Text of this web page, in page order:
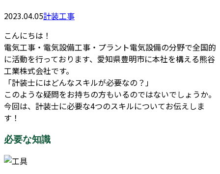
2023.04.05計装工事
こんにちは！
電気工事・電気設備工事・プラント電気設備の分野で全国的
に活動を行っております、愛知県豊明市に本社を構える熊谷
工業株式会社です。
「計装士にはどんなスキルが必要なの？」
このような疑問をお持ちの方もいるのではないでしょうか。
今回は、計装士に必要な4つのスキルについてお伝えしま
す！
必要な知識